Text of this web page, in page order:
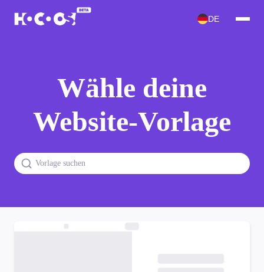
DE
Wähle deine
Website-Vorlage